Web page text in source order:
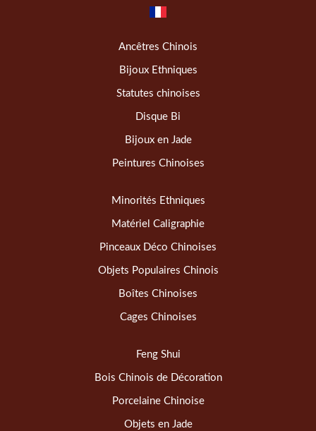
Ancêtres Chinois
Bijoux Ethniques
Statutes chinoises
Disque Bi
Bijoux en Jade
Peintures Chinoises
Minorités Ethniques
Matériel Caligraphie
Pinceaux Déco Chinoises
Objets Populaires Chinois
Boîtes Chinoises
Cages Chinoises
Feng Shui
Bois Chinois de Décoration
Porcelaine Chinoise
Objets en Jade